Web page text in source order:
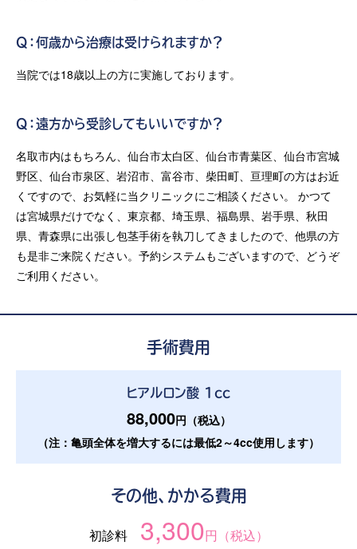
Q：何歳から治療は受けられますか？
当院では18歳以上の方に実施しております。
Q：遠方から受診してもいいですか？
名取市内はもちろん、仙台市太白区、仙台市青葉区、仙台市宮城
野区、仙台市泉区、岩沼市、富谷市、柴田町、亘理町の方はお近
くですので、お気軽に当クリニックにご相談ください。 かつて
は宮城県だけでなく、東京都、埼玉県、福島県、岩手県、秋田
県、青森県に出張し包茎手術を執刀してきましたので、他県の方
も是非ご来院ください。予約システムもございますので、どうぞ
ご利用ください。
手術費用
ヒアルロン酸 1cc
88,000円（税込）
（注：亀頭全体を増大するには最低2～4cc使用します）
その他、かかる費用
初診料 3,300円（税込）